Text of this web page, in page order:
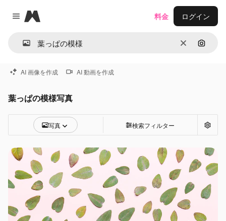
Close menu
Magnific
消去 画像で
料金 ログイン
AI 画像を作成 AI 動画を作成
葉っぱの模様写真
写真 検索フィルター